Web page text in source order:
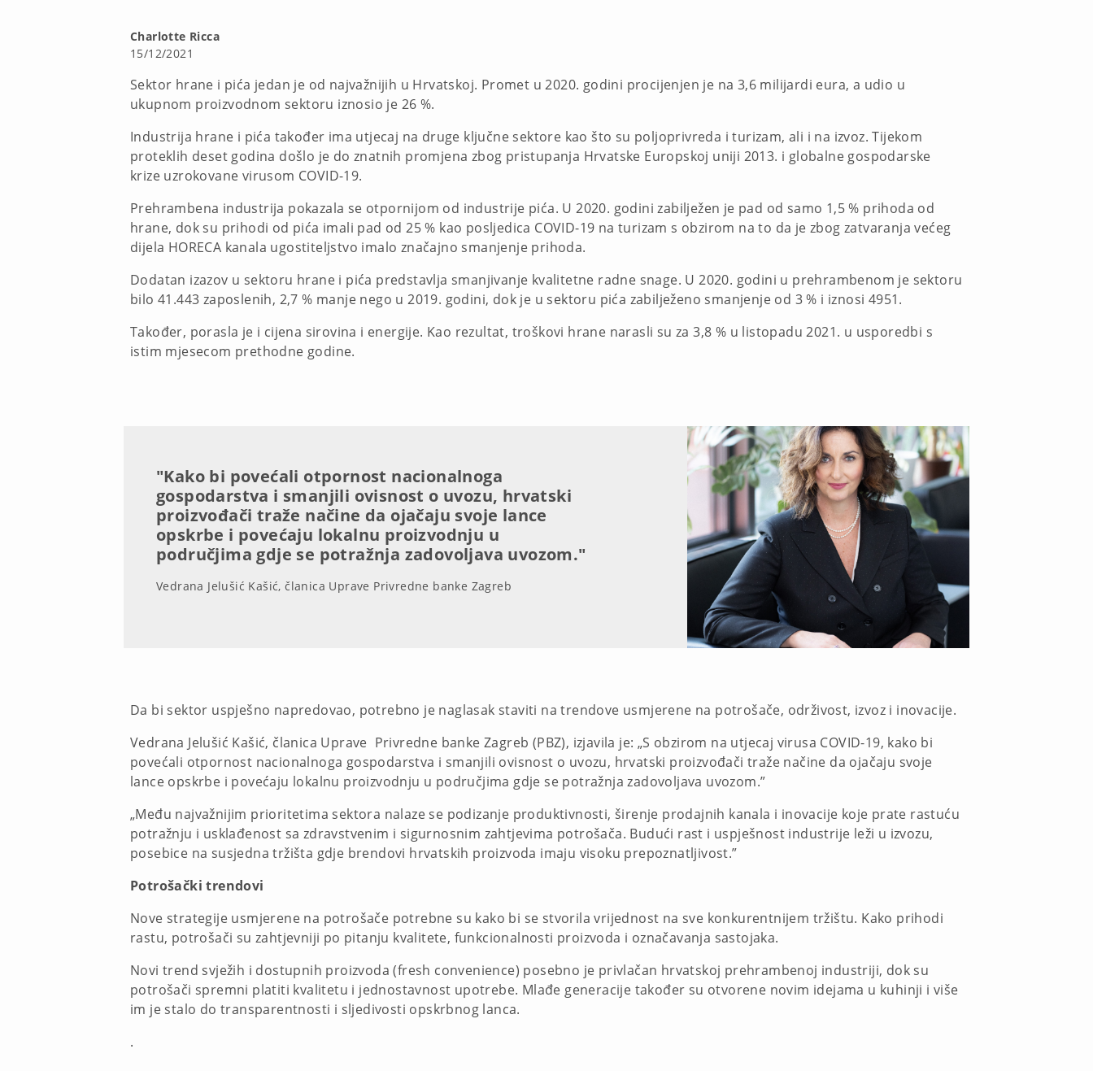
Charlotte Ricca
15/12/2021
Sektor hrane i pića jedan je od najvažnijih u Hrvatskoj. Promet u 2020. godini procijenjen je na 3,6 milijardi eura, a udio u
ukupnom proizvodnom sektoru iznosio je 26 %.
Industrija hrane i pića također ima utjecaj na druge ključne sektore kao što su poljoprivreda i turizam, ali i na izvoz. Tijekom
proteklih deset godina došlo je do znatnih promjena zbog pristupanja Hrvatske Europskoj uniji 2013. i globalne gospodarske
krize uzrokovane virusom COVID-19.
Prehrambena industrija pokazala se otpornijom od industrije pića. U 2020. godini zabilježen je pad od samo 1,5 % prihoda od
hrane, dok su prihodi od pića imali pad od 25 % kao posljedica COVID-19 na turizam s obzirom na to da je zbog zatvaranja većeg
dijela HORECA kanala ugostiteljstvo imalo značajno smanjenje prihoda.
Dodatan izazov u sektoru hrane i pića predstavlja smanjivanje kvalitetne radne snage. U 2020. godini u prehrambenom je sektoru
bilo 41.443 zaposlenih, 2,7 % manje nego u 2019. godini, dok je u sektoru pića zabilježeno smanjenje od 3 % i iznosi 4951.
Također, porasla je i cijena sirovina i energije. Kao rezultat, troškovi hrane narasli su za 3,8 % u listopadu 2021. u usporedbi s
istim mjesecom prethodne godine.
"Kako bi povećali otpornost nacionalnoga
gospodarstva i smanjili ovisnost o uvozu, hrvatski
proizvođači traže načine da ojačaju svoje lance
opskrbe i povećaju lokalnu proizvodnju u
područjima gdje se potražnja zadovoljava uvozom."
Vedrana Jelušić Kašić, članica Uprave Privredne banke Zagreb
Da bi sektor uspješno napredovao, potrebno je naglasak staviti na trendove usmjerene na potrošače, održivost, izvoz i inovacije.
Vedrana Jelušić Kašić, članica Uprave Privredne banke Zagreb (PBZ), izjavila je: „S obzirom na utjecaj virusa COVID-19, kako bi
povećali otpornost nacionalnoga gospodarstva i smanjili ovisnost o uvozu, hrvatski proizvođači traže načine da ojačaju svoje
lance opskrbe i povećaju lokalnu proizvodnju u područjima gdje se potražnja zadovoljava uvozom.”
„Među najvažnijim prioritetima sektora nalaze se podizanje produktivnosti, širenje prodajnih kanala i inovacije koje prate rastuću
potražnju i usklađenost sa zdravstvenim i sigurnosnim zahtjevima potrošača. Budući rast i uspješnost industrije leži u izvozu,
posebice na susjedna tržišta gdje brendovi hrvatskih proizvoda imaju visoku prepoznatljivost.”
Potrošački trendovi
Nove strategije usmjerene na potrošače potrebne su kako bi se stvorila vrijednost na sve konkurentnijem tržištu. Kako prihodi
rastu, potrošači su zahtjevniji po pitanju kvalitete, funkcionalnosti proizvoda i označavanja sastojaka.
Novi trend svježih i dostupnih proizvoda (fresh convenience) posebno je privlačan hrvatskoj prehrambenoj industriji, dok su
potrošači spremni platiti kvalitetu i jednostavnost upotrebe. Mlađe generacije također su otvorene novim idejama u kuhinji i više
im je stalo do transparentnosti i sljedivosti opskrbnog lanca.
.